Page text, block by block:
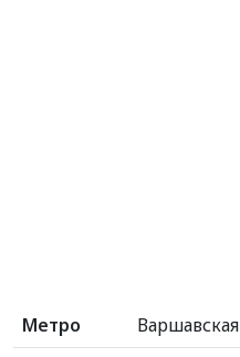
Метро
Варшавская